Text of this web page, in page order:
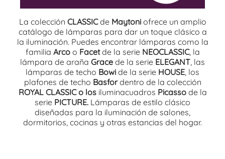
La colección CLASSICde Maytoniofrece un amplio
catálogo de lámparas para dar un toque clásico a
la iluminación. Puedes encontrar lámparas como la
familia Arco o Facetde la serie NEOCLASSIC, la
lámpara de araña Grace de la serie ELEGANT, las
lámparas de techo Bowi de la serie HOUSE, los
plafones de techo Basfordentro de la colección
ROYAL CLASSIC o los iluminacuadros Picasso de la
serie PICTURE. Lámparas de estilo clásico
diseñadas para la iluminación de salones,
dormitorios, cocinas y otras estancias del hogar.